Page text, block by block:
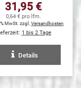
31,95 €
0,64 € pro lfm.
MwSt. zzgl. Versandkosten
1 bis 2 Tage
Details